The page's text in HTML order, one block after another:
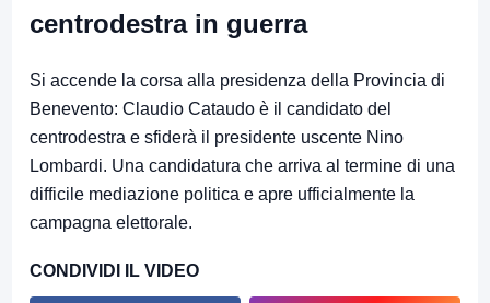
centrodestra in guerra
Si accende la corsa alla presidenza della Provincia di
Benevento: Claudio Cataudo è il candidato del
centrodestra e sfiderà il presidente uscente Nino
Lombardi. Una candidatura che arriva al termine di una
difficile mediazione politica e apre ufficialmente la
campagna elettorale.
CONDIVIDI IL VIDEO